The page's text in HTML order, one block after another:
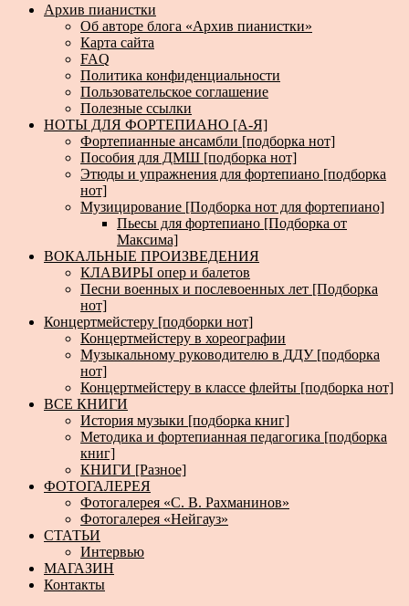
Архив пианистки
Об авторе блога «Архив пианистки»
Карта сайта
FAQ
Политика конфиденциальности
Пользовательское соглашение
Полезные ссылки
НОТЫ ДЛЯ ФОРТЕПИАНО [А-Я]
Фортепианные ансамбли [подборка нот]
Пособия для ДМШ [подборка нот]
Этюды и упражнения для фортепиано [подборка
нот]
Музицирование [Подборка нот для фортепиано]
Пьесы для фортепиано [Подборка от
Максима]
ВОКАЛЬНЫЕ ПРОИЗВЕДЕНИЯ
КЛАВИРЫ опер и балетов
Песни военных и послевоенных лет [Подборка
нот]
Концертмейстеру [подборки нот]
Концертмейстеру в хореографии
Музыкальному руководителю в ДДУ [подборка
нот]
Концертмейстеру в классе флейты [подборка нот]
ВСЕ КНИГИ
История музыки [подборка книг]
Методика и фортепианная педагогика [подборка
книг]
КНИГИ [Разное]
ФОТОГАЛЕРЕЯ
Фотогалерея «С. В. Рахманинов»
Фотогалерея «Нейгауз»
СТАТЬИ
Интервью
МАГАЗИН
Контакты